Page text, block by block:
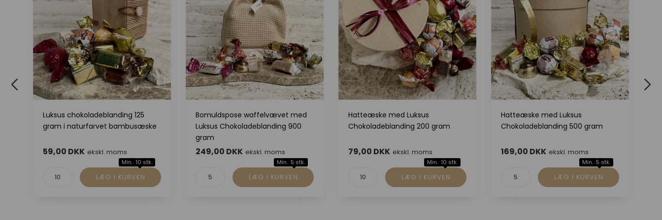
Luksus chokoladeblanding 125
gram i naturfarvet bambusæske
59,00 DKK ekskl. moms
Min. 10 stk.
Bomuldspose waffelvævet med
Luksus Chokoladeblanding 900
gram
249,00 DKK ekskl. moms
Min. 5 stk.
Hatteæske med Luksus
Chokoladeblanding 200 gram
79,00 DKK ekskl. moms
Min. 10 stk.
Hatteæske med Luksus
Chokoladeblanding 500 gram
169,00 DKK ekskl. moms
Min. 5 stk.